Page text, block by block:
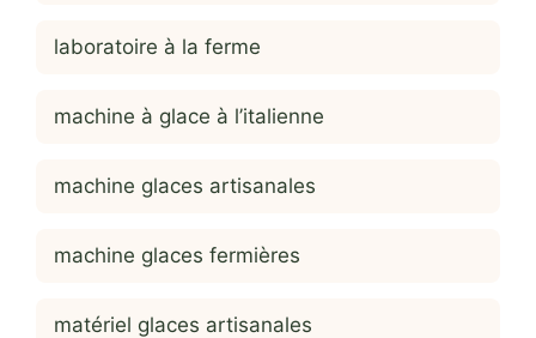
laboratoire à la ferme
machine à glace à l’italienne
machine glaces artisanales
machine glaces fermières
matériel glaces artisanales